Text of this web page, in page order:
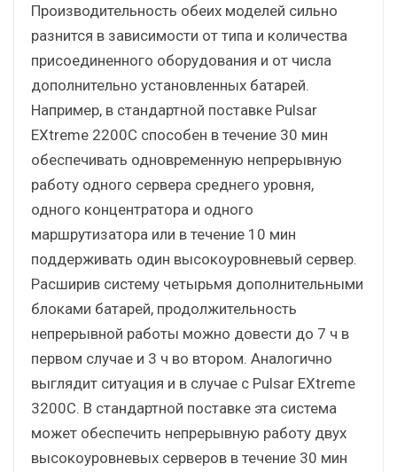
Производительность обеих моделей сильно
разнится в зависимости от типа и количества
присоединенного оборудования и от числа
дополнительно установленных батарей.
Например, в стандартной поставке Pulsar
EXtreme 2200C способен в течение 30 мин
обеспечивать одновременную непрерывную
работу одного сервера среднего уровня,
одного концентратора и одного
маршрутизатора или в течение 10 мин
поддерживать один высокоуровневый сервер.
Расширив систему четырьмя дополнительными
блоками батарей, продолжительность
непрерывной работы можно довести до 7 ч в
первом случае и 3 ч во втором. Аналогично
выглядит ситуация и в случае с Pulsar EXtreme
3200C. В стандартной поставке эта система
может обеспечить непрерывную работу двух
высокоуровневых серверов в течение 30 мин